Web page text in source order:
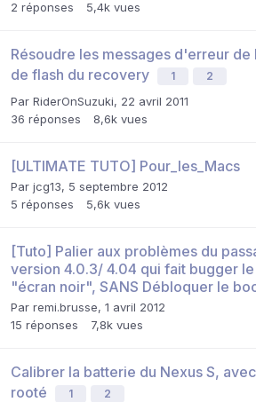
2 réponses 5,4k vues
Résoudre les messages d'erreur de
de flash du recovery
1 2
Par RiderOnSuzuki, 22 avril 2011
36 réponses 8,6k vues
[ULTIMATE TUTO] Pour_les_Macs
Par jcg13, 5 septembre 2012
5 réponses 5,6k vues
[Tuto] Palier aux problèmes du
version 4.0.3/ 4.04 qui fait bugger
"écran noir", SANS Débloquer le
Par remi.brusse, 1 avril 2012
15 réponses 7,8k vues
Calibrer la batterie du Nexus S,
rooté
1 2